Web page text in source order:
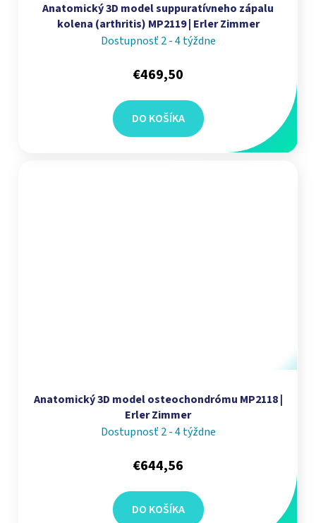
Anatomický 3D model suppuratívneho zápalu
kolena (arthritis) MP2119 | Erler Zimmer
Dostupnosť 2 - 4 týždne
€469,50
DO KOŠÍKA
Anatomický 3D model osteochondrómu MP2118 |
Erler Zimmer
Dostupnosť 2 - 4 týždne
€644,56
DO KOŠÍKA